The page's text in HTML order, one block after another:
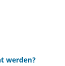
werden?